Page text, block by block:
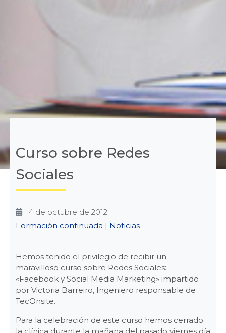
Curso sobre Redes
Sociales
4 de octubre de 2012
Categories
Formación continuada | Noticias
Hemos tenido el privilegio de recibir un
maravilloso curso sobre Redes Sociales:
«Facebook y Social Media Marketing» impartido
por Victoria Barreiro, Ingeniero responsable de
TecOnsite.
Para la celebración de este curso hemos cerrado